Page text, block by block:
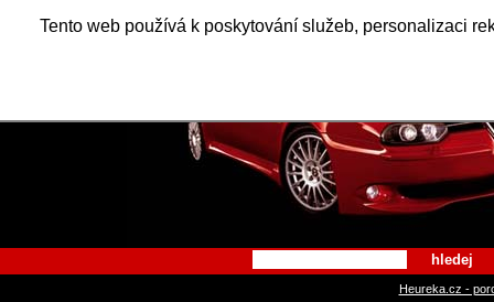
Tento web používá k poskytování služeb, personalizaci
Alfa
hledej
Heureka.cz -